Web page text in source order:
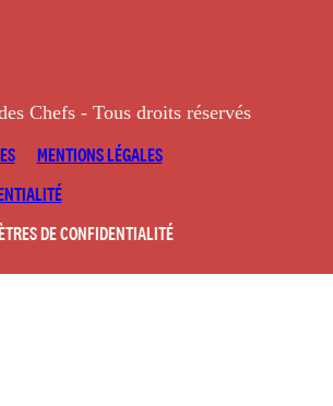
Chefs - Tous droits réservés
MENTIONS LÉGALES
DE CONFIDENTIALITÉ